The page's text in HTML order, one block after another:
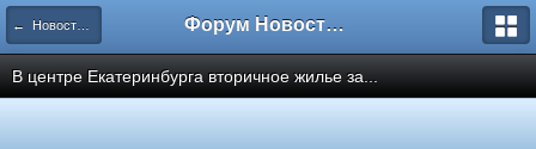
← Новости рынка недвижимости Форум Новостройки
В центре Екатеринбурга вторичное жилье за...